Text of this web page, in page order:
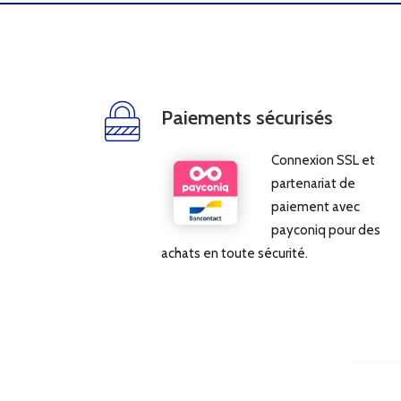
Paiements sécurisés
Connexion SSL et
partenariat de
paiement avec
payconiq pour des
achats en toute sécurité.